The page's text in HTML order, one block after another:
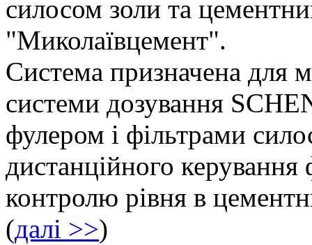
силосом золи та
"Миколаївцемент".
Система призначена для
системи дозування
фулером і фільтрами
дистанційного
контролю рівня в
(далі >>)